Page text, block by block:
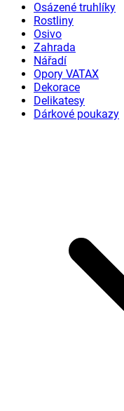
Osázené truhlíky
Rostliny
Osivo
Zahrada
Nářadí
Opory VATAX
Dekorace
Delikatesy
Dárkové poukazy